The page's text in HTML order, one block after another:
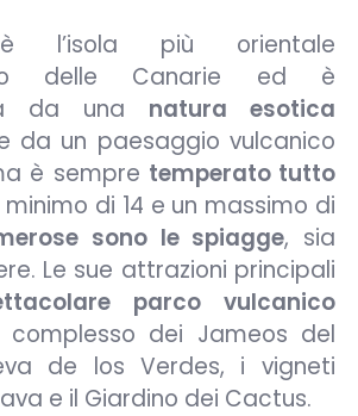
più orientale
delle Canarie ed è
da una natura esotica
da un paesaggio vulcanico
è sempre temperato tutto
minimo di 14 e un massimo di
sono le spiagge, sia
Le sue attrazioni principali
parco vulcanico
complesso dei Jameos del
de los Verdes, i vigneti
e il Giardino dei Cactus.